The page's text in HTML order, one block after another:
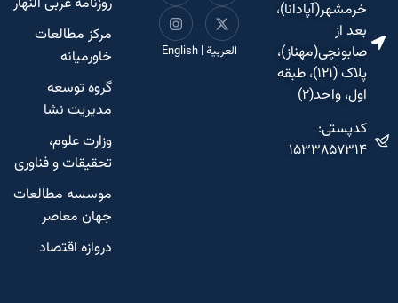
خرمشهر(آپادانا)،
بعد از
صابونچی(مهناز)،
پلاک (۱۲۱)، طبقه
اول، واحد(۲)
کدپستی:
۱۵۳۳۸۵۷۳۱۴
العربية|
English
مرکز مطالعات
خاورمیانه
گروه توسعه
مدیریت نشا
وزارت علوم،
تحقیقات و فناوری
موسسه مطالعات
جهان معاصر
دروازه اقتصاد